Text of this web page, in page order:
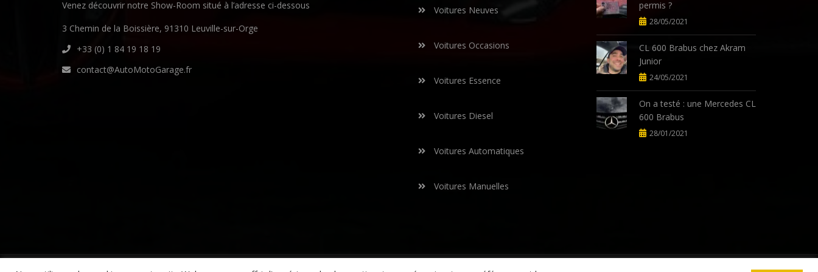
Venez découvrir notre Show-Room situé à l’adresse ci-dessous
3 Chemin de la Boissière, 91310 Leuville-sur-Orge
+33 (0) 1 84 19 18 19
contact@AutoMotoGarage.fr
Voitures Neuves
Voitures Occasions
Voitures Essence
Voitures Diesel
Voitures Automatiques
Voitures Manuelles
permis ?
28/05/2021
CL 600 Brabus chez Akram
Junior
24/05/2021
On a testé : une Mercedes CL
600 Brabus
28/01/2021